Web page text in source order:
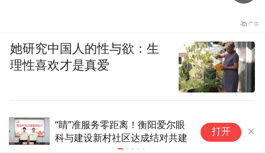
新华视点丨深耕基层治理 办好
民生实事
打开
她研究中国人的性与欲：生
理性喜欢才是真爱